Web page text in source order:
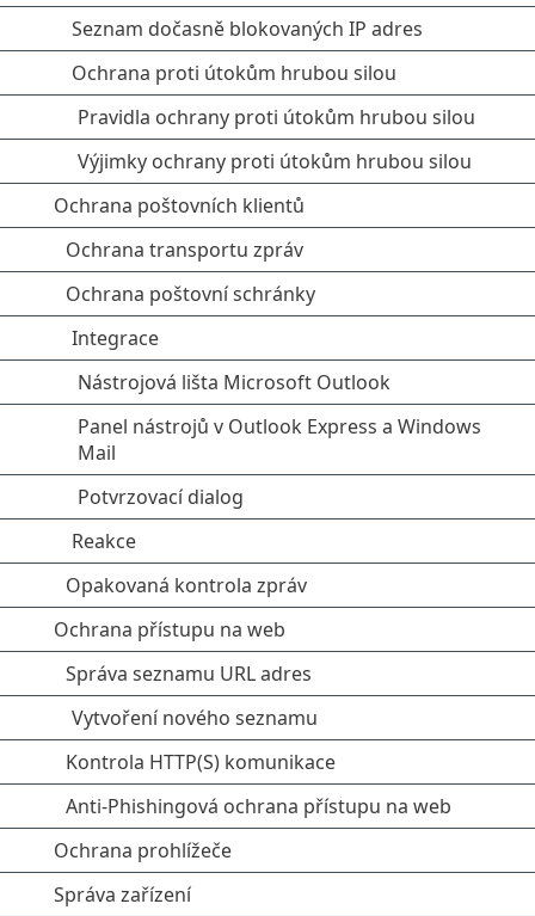
Seznam dočasně blokovaných IP adres
Ochrana proti útokům hrubou silou
Pravidla ochrany proti útokům hrubou silou
Výjimky ochrany proti útokům hrubou silou
Ochrana poštovních klientů
Ochrana transportu zpráv
Ochrana poštovní schránky
Integrace
Nástrojová lišta Microsoft Outlook
Panel nástrojů v Outlook Express a Windows
Mail
Potvrzovací dialog
Reakce
Opakovaná kontrola zpráv
Ochrana přístupu na web
Správa seznamu URL adres
Vytvoření nového seznamu
Kontrola HTTP(S) komunikace
Anti-Phishingová ochrana přístupu na web
Ochrana prohlížeče
Správa zařízení